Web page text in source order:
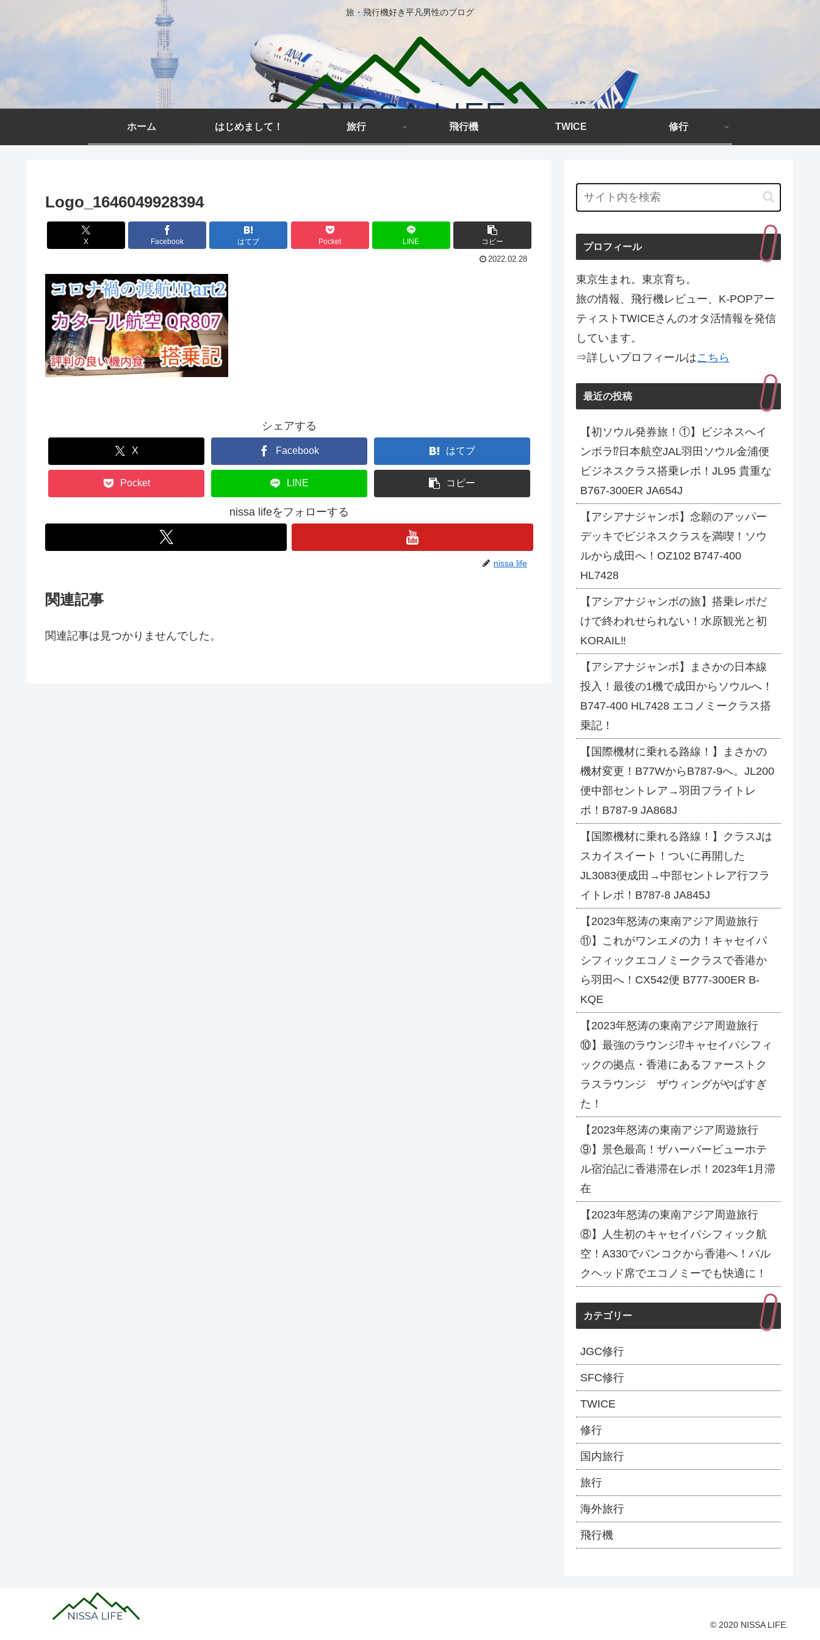
旅・飛行機好き平凡男性のブログ
ホーム はじめまして！ 旅行 飛行機 TWICE 修行
Logo_1646049928394
X Facebook はてブ Pocket LINE コピー
2022.02.28
シェアする
X Facebook はてブ
Pocket LINE コピー
nissa lifeをフォローする
nissa life
関連記事
関連記事は見つかりませんでした。
プロフィール
東京生まれ。東京育ち。
旅の情報、飛行機レビュー、K-POPアー
ティストTWICEさんのオタ活情報を発信
しています。
⇒詳しいプロフィールはこちら
最近の投稿
【初ソウル発券旅！①】ビジネスへイ
ンボラ⁉日本航空JAL羽田ソウル金浦便
ビジネスクラス搭乗レポ！JL95 貴重な
B767-300ER JA654J
【アシアナジャンボ】念願のアッパー
デッキでビジネスクラスを満喫！ソウ
ルから成田へ！OZ102 B747-400
HL7428
【アシアナジャンボの旅】搭乗レポだ
けで終われせられない！水原観光と初
KORAIL‼
【アシアナジャンボ】まさかの日本線
投入！最後の1機で成田からソウルへ！
B747-400 HL7428 エコノミークラス搭
乗記！
【国際機材に乗れる路線！】まさかの
機材変更！B77WからB787-9へ。JL200
便中部セントレア→羽田フライトレ
ポ！B787-9 JA868J
【国際機材に乗れる路線！】クラスJは
スカイスイート！ついに再開した
JL3083便成田→中部セントレア行フラ
イトレポ！B787-8 JA845J
【2023年怒涛の東南アジア周遊旅行
⑪】これがワンエメの力！キャセイパ
シフィックエコノミークラスで香港か
ら羽田へ！CX542便 B777-300ER B-
KQE
【2023年怒涛の東南アジア周遊旅行
⑩】最強のラウンジ⁉キャセイパシフィ
ックの拠点・香港にあるファーストク
ラスラウンジ ザウィングがやばすぎ
た！
【2023年怒涛の東南アジア周遊旅行
⑨】景色最高！ザハーバービューホテ
ル宿泊記に香港滞在レポ！2023年1月滞
在
【2023年怒涛の東南アジア周遊旅行
⑧】人生初のキャセイパシフィック航
空！A330でバンコクから香港へ！バル
クヘッド席でエコノミーでも快適に！
カテゴリー
JGC修行
SFC修行
TWICE
修行
国内旅行
旅行
海外旅行
飛行機
© 2020 NISSA LIFE.